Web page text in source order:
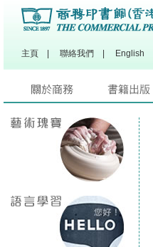
主頁 聯絡我們 English